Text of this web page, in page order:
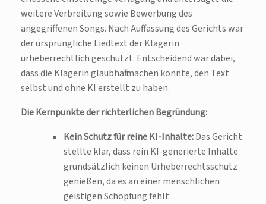
weitere Verbreitung sowie Bewerbung des
angegriffenen Songs. Nach Auffassung des Gerichts war
der ursprüngliche Liedtext der Klägerin
urheberrechtlich geschützt. Entscheidend war dabei,
dass die Klägerin glaubhaft machen konnte, den Text
selbst und ohne KI erstellt zu haben.
Die Kernpunkte der richterlichen Begründung:
Kein Schutz für reine KI-Inhalte:Das Gericht
stellte klar, dass rein KI-generierte Inhalte
grundsätzlich keinen Urheberrechtsschutz
genießen, da es an einer menschlichen
geistigen Schöpfung fehlt.